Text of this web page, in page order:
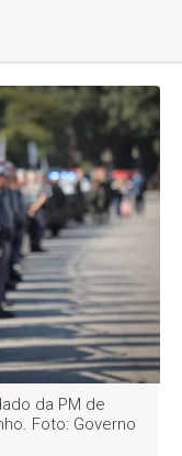
da PM de
Foto: Governo